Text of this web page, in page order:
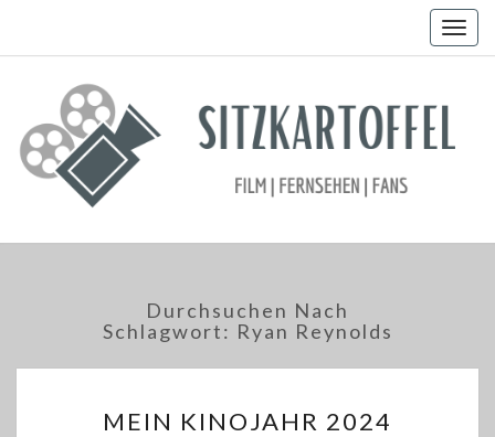
Durchsuchen Nach
Schlagwort: Ryan Reynolds
KINOJAHR
MEIN KINOJAHR 2024